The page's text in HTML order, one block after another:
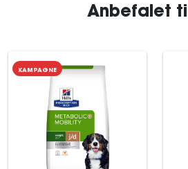
Anbefalet
KAMPAGNE